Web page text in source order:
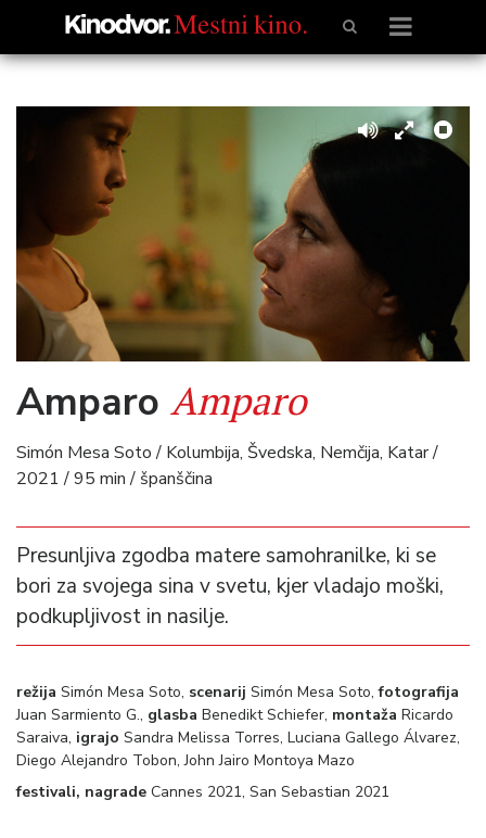
Amparo Amparo
Simón Mesa Soto / Kolumbija, Švedska, Nemčija, Katar /
2021 / 95 min / španščina
Presunljiva zgodba matere samohranilke, ki se
bori za svojega sina v svetu, kjer vladajo moški,
podkupljivost in nasilje.
režija Simón Mesa Soto, scenarij Simón Mesa Soto,fotografija
Juan Sarmiento G., glasba Benedikt Schiefer, montaža Ricardo
Saraiva, igrajo Sandra Melissa Torres, Luciana Gallego Álvarez,
Diego Alejandro Tobon, John Jairo Montoya Mazo
festivali, nagrade Cannes 2021, San Sebastian 2021